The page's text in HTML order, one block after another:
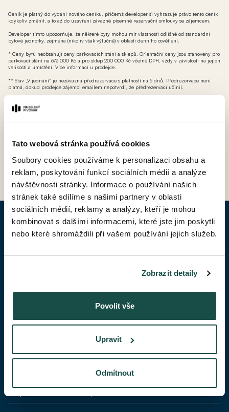
Tato webová stránka používá cookies
Soubory cookies používáme k personalizaci obsahu a
reklam, poskytování funkcí sociálních médií a analýze
návštěvnosti stránky. Informace o používání našich
stránek také sdílíme s našimi partnery v oblasti
sociálních médií, reklamy a analýzy, kteří je mohou
kombinovat s dalšími informacemi, které jste jim poskytli
nebo které shromáždili při vašem používání jejich služeb.
Zobrazit detaily
Povolit vše
Upravit
Odmítnout
Ceník je platný do vydání nového ceníku, přičemž developer si vyhrazuje právo tento ceník
kdykoliv změnit, a to až do uzavření závazné písemné rezervační smlouvy se zájemcem.
Developer tímto upozorňuje, že některé byty mohou mít vlastnosti odlišné od standardní
bytové jednotky, zejména (nikoliv však výlučně) v oblasti denního osvětlení.
* Ceny bytů neobsahují ceny parkovacích stání a sklepů. Orientační ceny jsou stanoveny pro
parkovací stání na 672 000 Kč a pro sklep 200 000 Kč včetně DPH, vždy v závislosti na jejich
velikosti a umístění. Více informací u prodejce.
** Stav „V jednání“ je nezávazná předrezervace s platností na 5 dnů. Předrezervace není
platná, dokud prodejce zájemci emailem nepotvrdí, že předrezervaci učinil.
možností odpočtu DPH).
ZPĚT DO CENÍKU
POPTAT BYT
Váš telefon
Váš e-mail*